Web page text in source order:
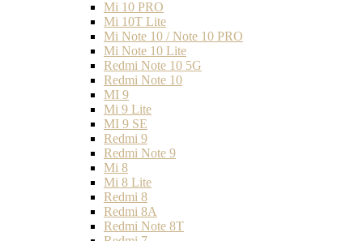
Mi 10 PRO
Mi 10T Lite
Mi Note 10 / Note 10 PRO
Mi Note 10 Lite
Redmi Note 10 5G
Redmi Note 10
MI 9
Mi 9 Lite
MI 9 SE
Redmi 9
Redmi Note 9
Mi 8
Mi 8 Lite
Redmi 8
Redmi 8A
Redmi Note 8T